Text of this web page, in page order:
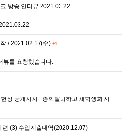
방송 인터뷰 2021.03.22
/ 2021.02.17(수) +1
뷰를 요청했습니다.
장 공개지지 - 총학탈퇴하고 새학생회 시
련 (3) 수입지출내역(2020.12.07)